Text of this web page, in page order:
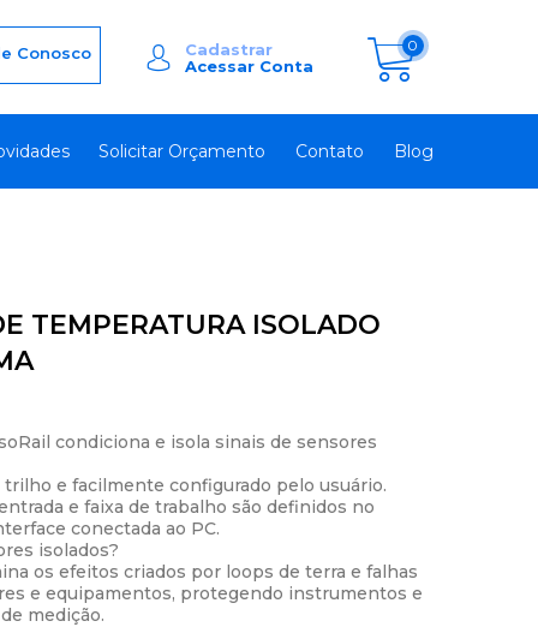
Conosco
Cadastrar
Acessar Conta
0
Solicitar Orçamento Contato Blog
TEMPERATURA ISOLADO
condiciona e isola sinais de sensores
e facilmente configurado pelo usuário.
e faixa de trabalho são definidos no
conectada ao PC.
isolados?
os efeitos criados por loops de terra e falhas
e equipamentos, protegendo instrumentos e
medição.